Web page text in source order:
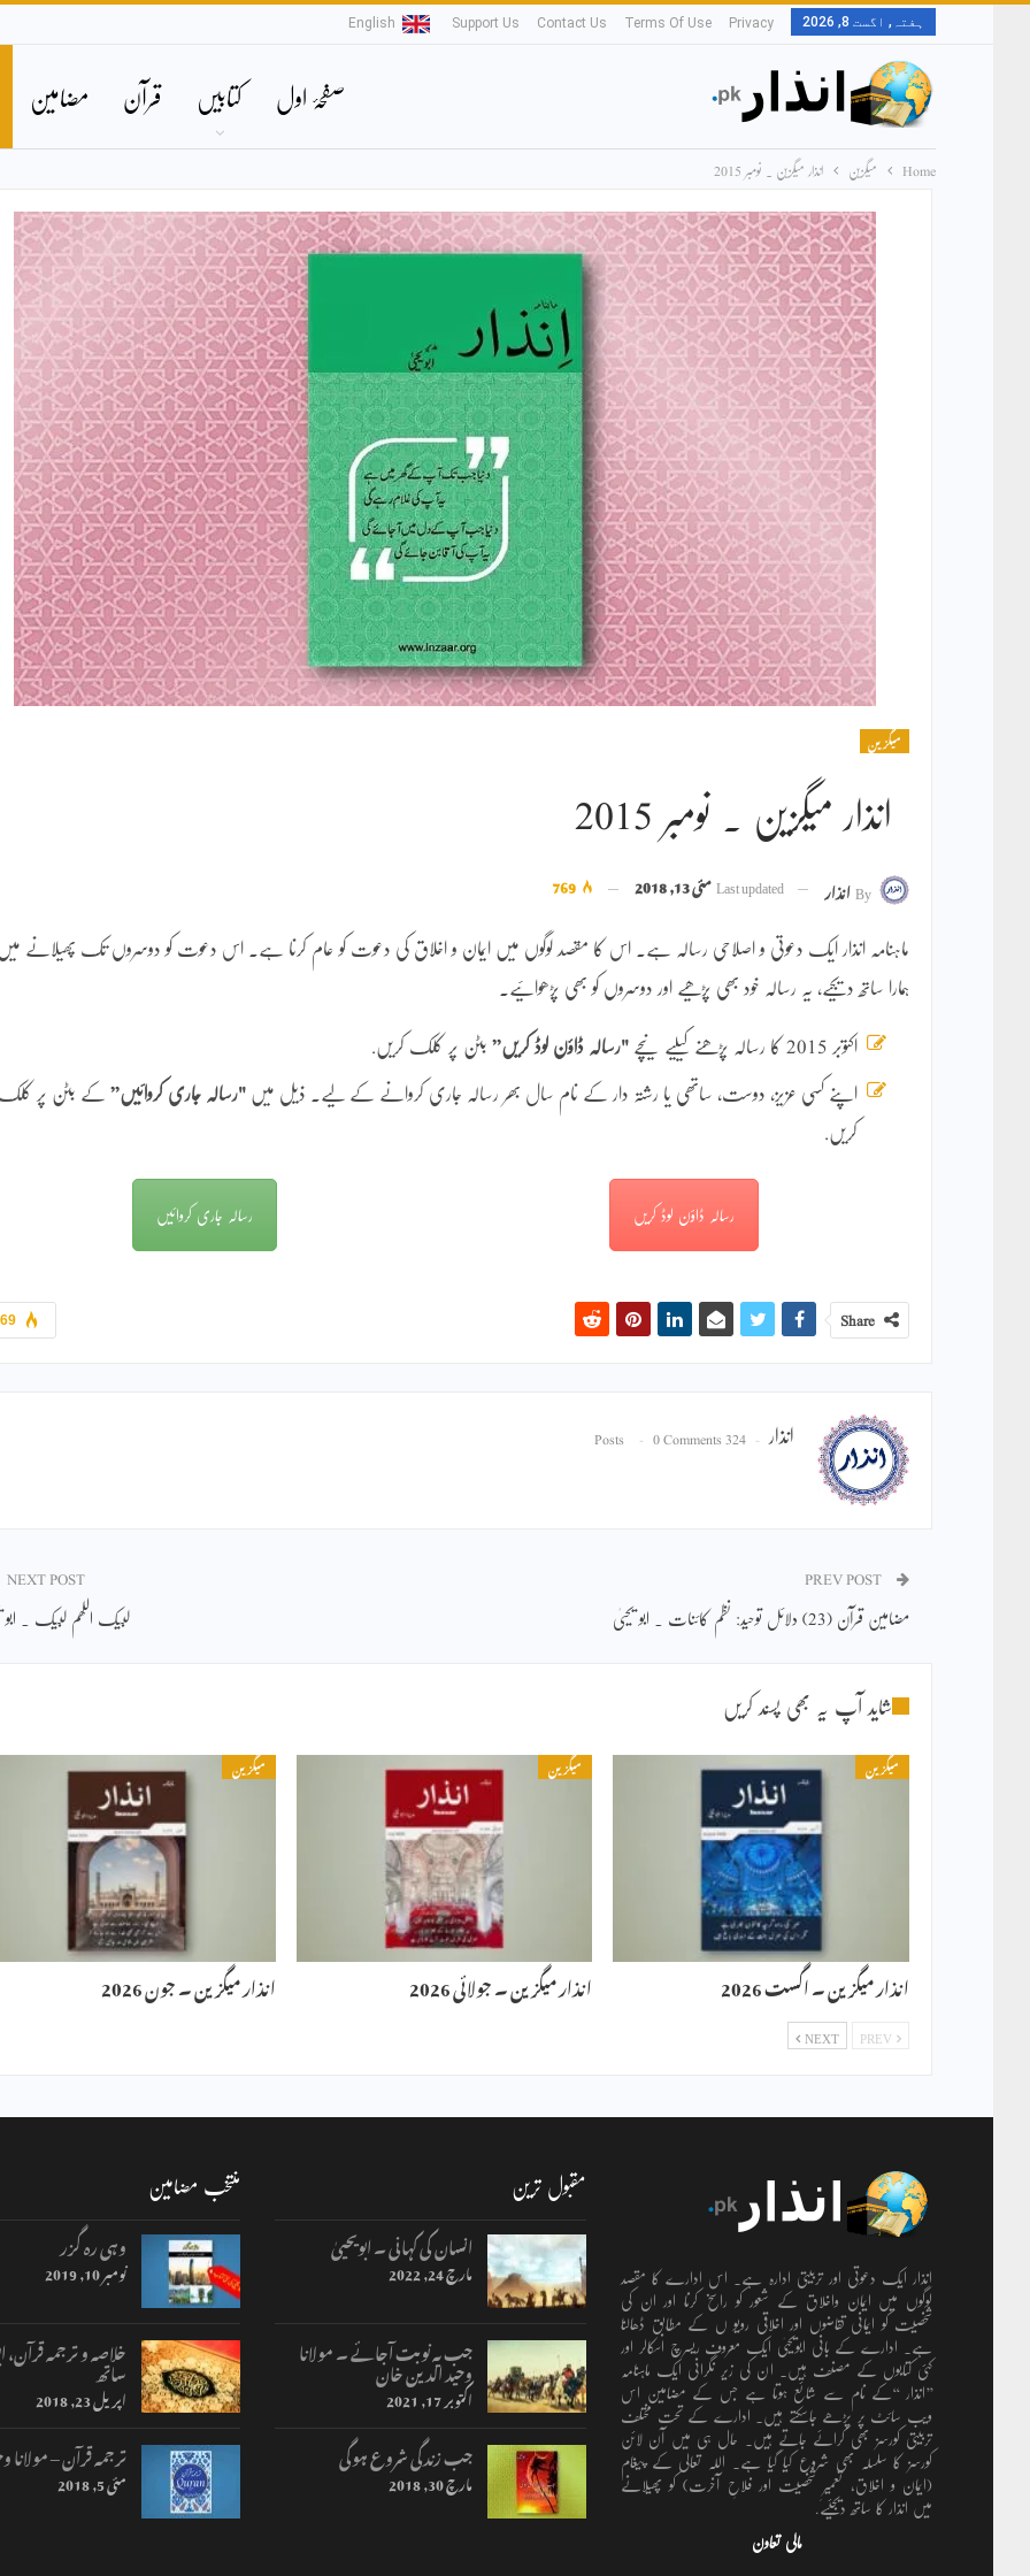
ہفتہ, اگست 8, 2026 Privacy
Terms Of Use
Contact Us
Support Us
English
صفحۂ اول کتابیں قرآن مضامین
Home میگزین انذار میگزین ۔ نومبر 2015
میگزین
انذار میگزین ۔ نومبر 2015
Byانذار Last updatedمئی 13, 2018
ماہنامہ انذار ایک دعوتی و اصلاحی رسالہ ہے۔ اس کا مقصد لوگوں میں ایمان و اخلاق کی دعوت کو عام کرنا ہے۔ اس دعوت کو دوسروں تک پھیلانے
ہمارا ساتھ دیجیے، یہ رسالہ خود بھی پڑھیے اور دوسروں کو بھی پڑھوائیے۔
اکتوبر 2015 کا رسالہ پڑھنے کیلیے نیچے "رسالہ ڈاؤن لوڈ کریں” بٹن پر کلک کریں.
اپنے کسی عزیز، دوست، ساتھی یا رشتہ دار کے نام سال بھر رسالہ جاری کروانے کے لیے۔ ذیل میں "رسالہ جاری کروائیں” کے بٹن پر
کریں.
رسالہ ڈاؤن لوڈ کریں رسالہ جاری کروائیں
Share
انذار 324 Posts
0 Comments
مضامین قرآن (23) دلائل توحید: نظم کائنات ۔ ابو یحییٰ
NEXT POST
لبیک اللھم لبیک ۔ ابو
شاید آپ یہ بھی پسند کریں
میگزین
انذار میگزین ۔ اگست 2026
میگزین
انذار میگزین ۔ جولائی 2026
میگزین
انذار میگزین ۔ جون 2026
NEXT
انذار ایک دعوتی اور تربیتی ادارہ ہے۔ اس ادارے کا مقصد
لوگوں میں ایمان واخلاق کے شعور کو راسخ کرنا اور ان کی
شخصیت کو ایمانی تقاضوں اور اخلاقی رویو ں کے مطابق ڈھالنا
ہے۔ ادارے کے بانی ابویحییٰ ایک معروف ریسرچ اسکالر اور
کئی کتابوں کے مصنف ہیں۔ ان کی زیر نگرانی ایک ماہنامہ
’’انذار ‘‘کے نام سے شائع ہوتا ہے جس کے مضامین اس
ویب سائٹ پر پڑھے جاسکتے ہیں۔ ادارے کے تحت مختلف
تربیتی کورسز بھی کرائے جاتے ہیں۔ حال ہی میں آن لائن
کورسز کا سلسلہ بھی شروع کیا گیا ہے۔ اللہ تعالٰی کے پیغام
(ایمان و اخلاق، تعمیرِ شخصیت اور فلاحِ آخرت) کو پھیلانے
میں انذار کا ساتھ دیجئیے.
مالی تعاون
مقبول ترین
انسان کی کہانی ۔ ابویحییٰ
مارچ 24, 2022
جب یہ نوبت آجائے ۔ مولانا
وحید الدین خان
اکتوبر 17, 2021
جب زندگی شروع ہوگی
مارچ 30, 2018
منتخب مضامین
وہی رہ گزر
نومبر 10, 2019
خلاصہ و ترجمہ
ساتھ
اپریل 23, 2018
ترجمہ قرآن – مولانا
مئی 5, 2018